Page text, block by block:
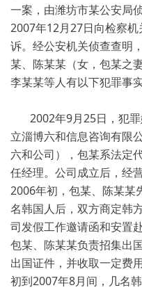
一案，由潍坊市某公安局
2007年12月27日向检察机
诉。经公安机关侦查查明
某、陈某某（女，包某之
李某某等人有以下犯罪事
2002年9月25日，犯罪
立淄博六和信息咨询有限
六和公司），包某系法定
任经理。公司成立后，经
2006年初，包某、陈某某
名韩国人后，双方商定韩
司发假工作邀请函和安置
包某、陈某某负责招集出
出国证件，并收取一定费
初到2007年8月间，几名